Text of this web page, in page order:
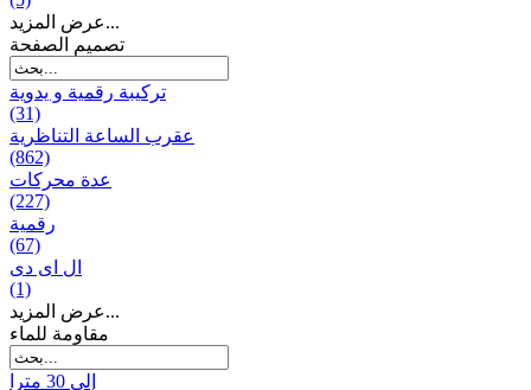
عرض المزيد...
تصميم الصفحة
تركيبة رقمية و يدوية
(31)
عقرب الساعة التناظرية
(862)
عدة محركات
(227)
رقمية
(67)
ال ای دی
(1)
عرض المزيد...
مقاومة للماء
إلى 30 مترا